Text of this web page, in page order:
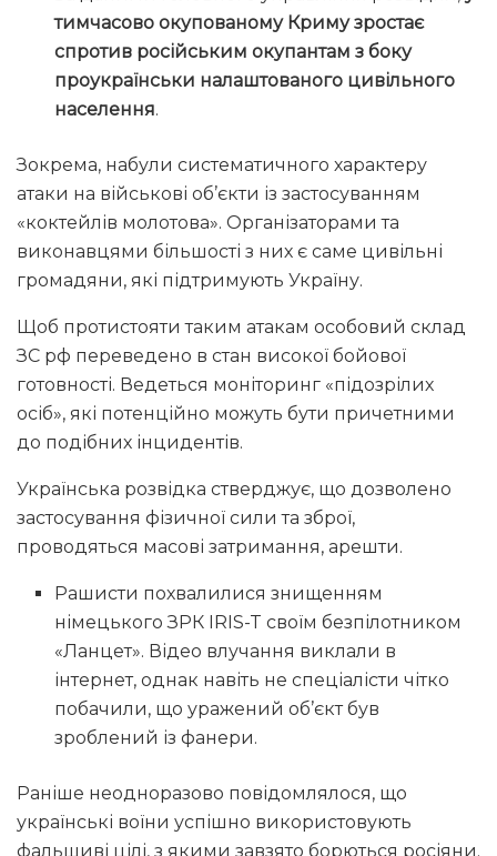
тимчасово окупованому Криму зростає
спротив російським окупантам з боку
проукраїнськи налаштованого цивільного
населення.
Зокрема, набули систематичного характеру
атаки на військові об’єкти із застосуванням
«коктейлів молотова». Організаторами та
виконавцями більшості з них є саме цивільні
громадяни, які підтримують Україну.
Щоб протистояти таким атакам особовий склад
ЗС рф переведено в стан високої бойової
готовності. Ведеться моніторинг «підозрілих
осіб», які потенційно можуть бути причетними
до подібних інцидентів.
Українська розвідка стверджує, що дозволено
застосування фізичної сили та зброї,
проводяться масові затримання, арешти.
Рашисти похвалилися знищенням
німецького ЗРК IRIS-T своїм безпілотником
«Ланцет». Відео влучання виклали в
інтернет, однак навіть не спеціалісти чітко
побачили, що уражений об’єкт був
зроблений із фанери.
Раніше неодноразово повідомлялося, що
українські воїни успішно використовують
фальшиві цілі, з якими завзято борються росіяни.